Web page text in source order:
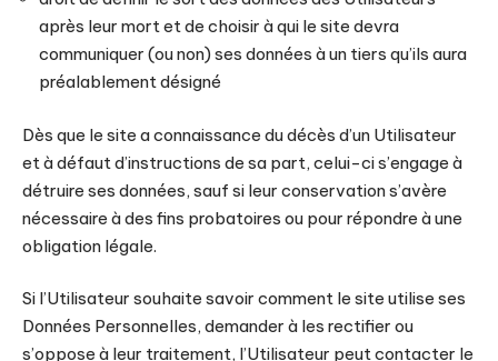
après leur mort et de choisir à qui le site devra
communiquer (ou non) ses données à un tiers qu’ils aura
préalablement désigné
Dès que le site a connaissance du décès d’un Utilisateur
et à défaut d’instructions de sa part, celui-ci s’engage à
détruire ses données, sauf si leur conservation s’avère
nécessaire à des fins probatoires ou pour répondre à une
obligation légale.
Si l’Utilisateur souhaite savoir comment le site utilise ses
Données Personnelles, demander à les rectifier ou
s’oppose à leur traitement, l’Utilisateur peut contacter le